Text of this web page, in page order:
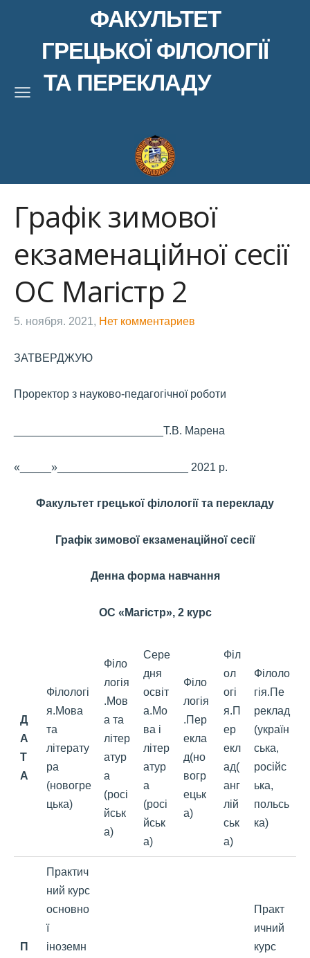
ФАКУЛЬТЕТ
ГРЕЦЬКОЇ ФІЛОЛОГІЇ
ТА ПЕРЕКЛАДУ
Графік зимової
екзаменаційної сесії
ОС Магістр 2
5. ноября. 2021, Нет комментариев
ЗАТВЕРДЖУЮ
Проректор з науково-педагогічної роботи
________________________Т.В. Марена
«_____»_____________________ 2021 р.
Факультет грецької філології та перекладу
Графік зимової екзаменаційної сесії
Денна форма навчання
ОС «Магістр», 2 курс
Д
А
Т
А
Філологі
я.Мова
та
літерату
ра
(новогре
цька)
Філо
логія
.Мов
а та
літер
атур
а
(росі
йськ
а)
Сере
дня
освіт
а.Мо
ва і
літер
атур
а
(росі
йськ
а)
Філо
логія
.Пер
екла
д(но
вогр
ецьк
а)
Філ
ол
огі
я.П
ер
екл
ад(
анг
лій
ськ
а)
Філоло
гія.Пе
реклад
(україн
ська,
російс
ька,
польсь
ка)
П
Практич
ний курс
основно
ї
іноземн
Практ
ичний
курс